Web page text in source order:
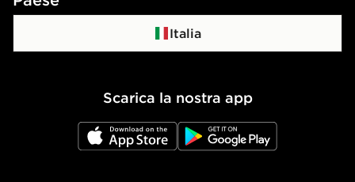
Programma di affiliazione
Impostazioni Cookie
Accessibilità
Italia
Scarica la nostra app
JD App Store JD Google Play